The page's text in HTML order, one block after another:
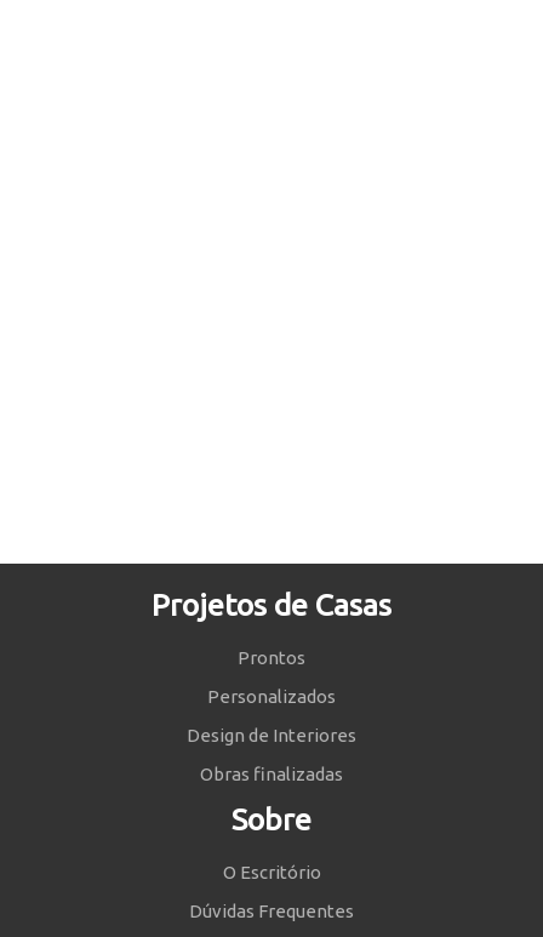
Projetos de Casas
Prontos
Personalizados
Design de Interiores
Obras finalizadas
Sobre
O Escritório
Dúvidas Frequentes